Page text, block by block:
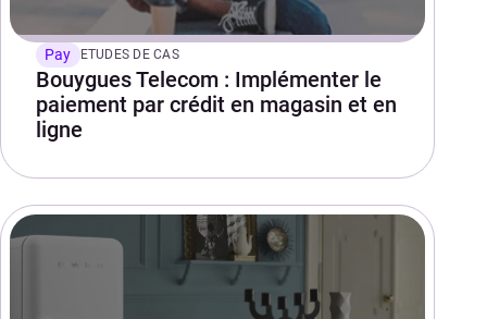
Pay ETUDES DE CAS
Bouygues Telecom : Implémenter le
paiement par crédit en magasin et en
ligne